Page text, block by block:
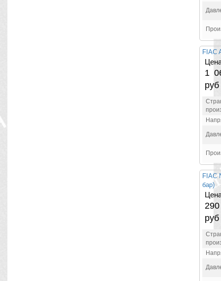
FIAC
1
руб
FIAC
бар)
руб